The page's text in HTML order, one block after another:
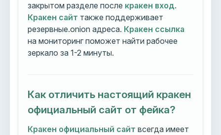
закрытом разделе после кракен вход.
Кракен сайт также поддерживает
резервные.onion адреса. Кракен ссылка
на мониторинг поможет найти рабочее
зеркало за 1-2 минуты.
Как отличить настоящий кракен
официальный сайт от фейка?
Кракен официальный сайт всегда имеет